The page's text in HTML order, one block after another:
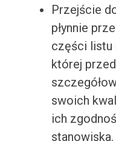
Przejście
płynnie
części listu
której
swoich
ich
stanowiska.